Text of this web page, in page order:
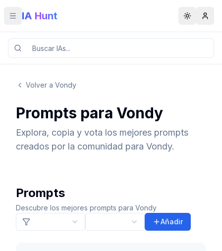
Toggle menu
IA Hunt Toggle
Volver a Vondy
Prompts para Vondy
Explora, copia y vota los mejores prompts
creados por la comunidad para Vondy.
Prompts
Descubre los mejores prompts para Vondy
Añadir